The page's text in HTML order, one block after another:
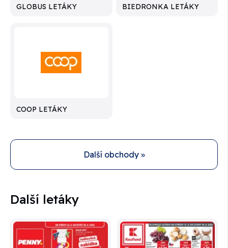
GLOBUS LETÁKY BIEDRONKA LETÁKY
COOP LETÁKY
Další obchody »
Další letáky